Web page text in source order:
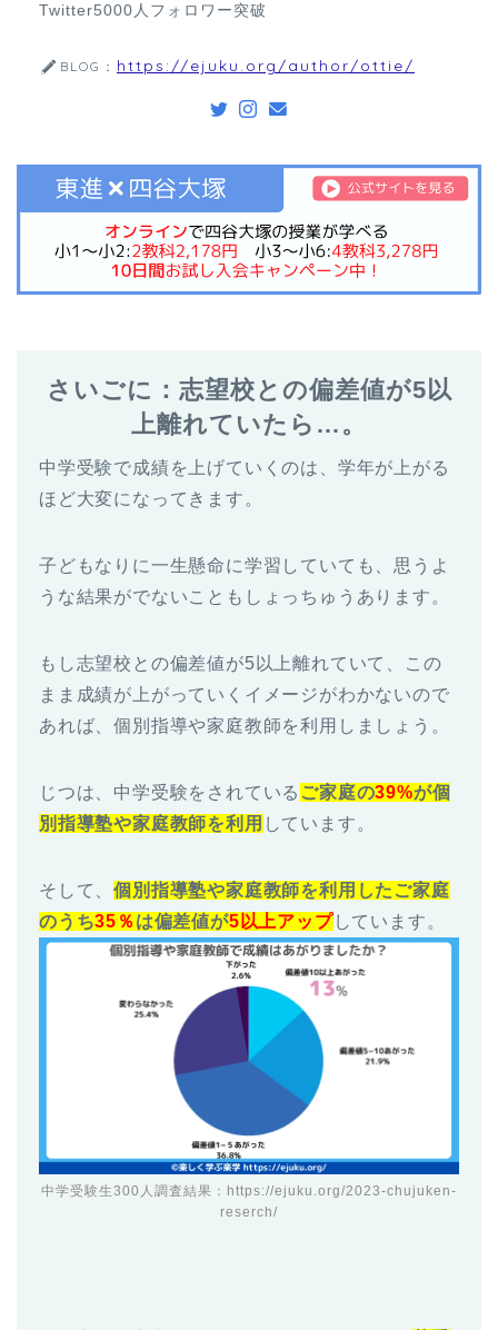
Twitter5000人フォロワー突破
BLOG： https://ejuku.org/author/ottie/
さいごに：志望校との偏差値が5以
上離れていたら…。
中学受験で成績を上げていくのは、学年が上がる
ほど大変になってきます。
子どもなりに一生懸命に学習していても、思うよ
うな結果がでないこともしょっちゅうあります。
もし志望校との偏差値が5以上離れていて、この
まま成績が上がっていくイメージがわかないので
あれば、個別指導や家庭教師を利用しましょう。
じつは、中学受験をされている ご家庭の39%が個
別指導塾や家庭教師を利用 しています。
そして、個別指導塾や家庭教師を利用したご家庭
のうち35％ は偏差値が5以上アップしています。
中学受験生300人調査結果： https://ejuku.org/2023-chujuken-
reserch/